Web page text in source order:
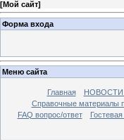
[Мой сайт]
Форма входа
Меню сайта
Главная НОВОСТИ
Справочные материалы
FAQ вопрос/ответ
Гостевая